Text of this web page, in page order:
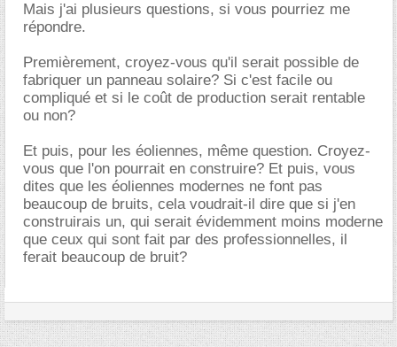
Mais j'ai plusieurs questions, si vous pourriez me
répondre.
Premièrement, croyez-vous qu'il serait possible de
fabriquer un panneau solaire? Si c'est facile ou
compliqué et si le coût de production serait rentable
ou non?
Et puis, pour les éoliennes, même question. Croyez-
vous que l'on pourrait en construire? Et puis, vous
dites que les éoliennes modernes ne font pas
beaucoup de bruits, cela voudrait-il dire que si j'en
construirais un, qui serait évidemment moins moderne
que ceux qui sont fait par des professionnelles, il
ferait beaucoup de bruit?